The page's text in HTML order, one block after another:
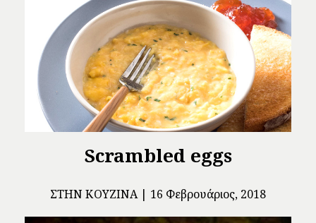
Scrambled eggs
ΣΤΗΝ ΚΟΥΖΊΝΑ 16 Φεβρουάριος, 2018